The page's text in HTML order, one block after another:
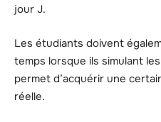
jour J.
Les étudiants doivent
temps lorsque ils simulant
permet d’acquérir une
réelle.